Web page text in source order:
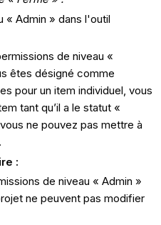
« Admin » dans l'outil
de niveau «
êtes désigné comme
pour un item individuel, vous
tant qu’il a le statut «
ne pouvez pas mettre à
:
de niveau « Admin »
ne peuvent pas modifier